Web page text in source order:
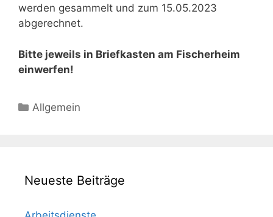
werden gesammelt und zum 15.05.2023
abgerechnet.
Bitte jeweils in Briefkasten am Fischerheim
einwerfen!
Kategorien
Allgemein
Neueste Beiträge